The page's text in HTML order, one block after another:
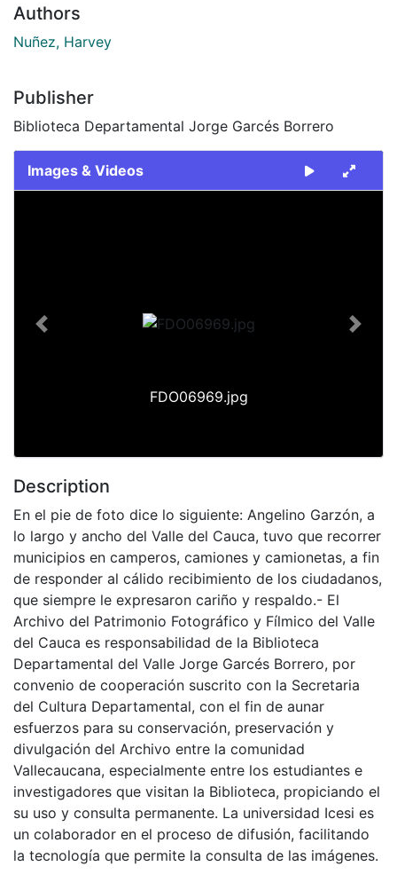
Authors
Nuñez, Harvey
Publisher
Biblioteca Departamental Jorge Garcés Borrero
Images & Videos
FDO06969.jpg
Previous Next
Description
En el pie de foto dice lo siguiente: Angelino Garzón, a
lo largo y ancho del Valle del Cauca, tuvo que recorrer
municipios en camperos, camiones y camionetas, a fin
de responder al cálido recibimiento de los ciudadanos,
que siempre le expresaron cariño y respaldo.- El
Archivo del Patrimonio Fotográfico y Fílmico del Valle
del Cauca es responsabilidad de la Biblioteca
Departamental del Valle Jorge Garcés Borrero, por
convenio de cooperación suscrito con la Secretaria
del Cultura Departamental, con el fin de aunar
esfuerzos para su conservación, preservación y
divulgación del Archivo entre la comunidad
Vallecaucana, especialmente entre los estudiantes e
investigadores que visitan la Biblioteca, propiciando el
su uso y consulta permanente. La universidad Icesi es
un colaborador en el proceso de difusión, facilitando
la tecnología que permite la consulta de las imágenes.